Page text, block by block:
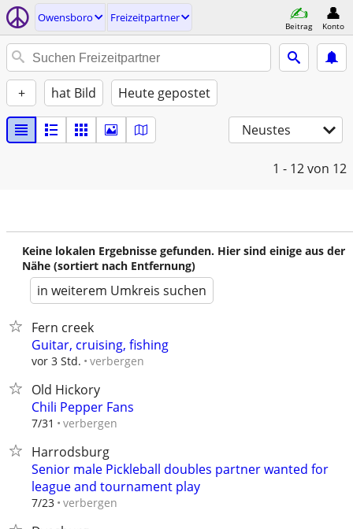
Owensboro Freizeitpartner
Beitrag Konto
+ hat Bild Heute gepostet
Neustes
1 - 12von 12
Keine lokalen Ergebnisse gefunden. Hier sind einige aus der
Nähe (sortiert nach Entfernung)
in weiterem Umkreis suchen
Fern creek
Guitar, cruising, fishing
vor 3 Std. verbergen
Old Hickory
Chili Pepper Fans
7/31 verbergen
Harrodsburg
Senior male Pickleball doubles partner wanted for
league and tournament play
7/23 verbergen